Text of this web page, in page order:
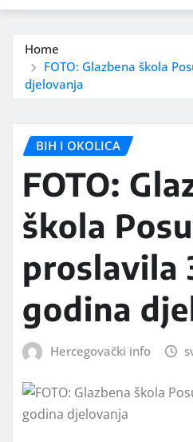
Home
FOTO: Glazbena škola
djelovanja
BIH I OKOLICA
FOTO:
škola
proslavila
godina
Hercegovački info